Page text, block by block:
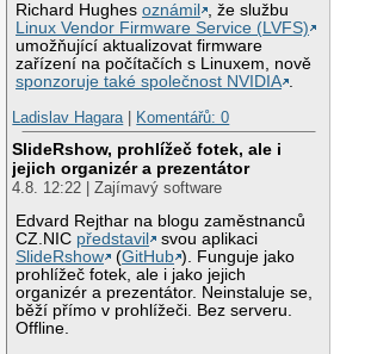
Richard Hughesoznámil
, že službu
Linux Vendor Firmware Service (LVFS)
umožňující aktualizovat firmware
zařízení na počítačích s Linuxem, nově
sponzoruje také společnost NVIDIA .
Ladislav Hagara| Komentářů: 0
SlideRshow, prohlížeč fotek, ale i
jejich organizér a prezentátor
4.8. 12:22 | Zajímavý software
Edvard Rejthar na blogu zaměstnanců
CZ.NIC představil
svou aplikaci
SlideRshow
(GitHub ). Funguje jako
prohlížeč fotek, ale i jako jejich
organizér a prezentátor. Neinstaluje se,
běží přímo v prohlížeči. Bez serveru.
Offline.